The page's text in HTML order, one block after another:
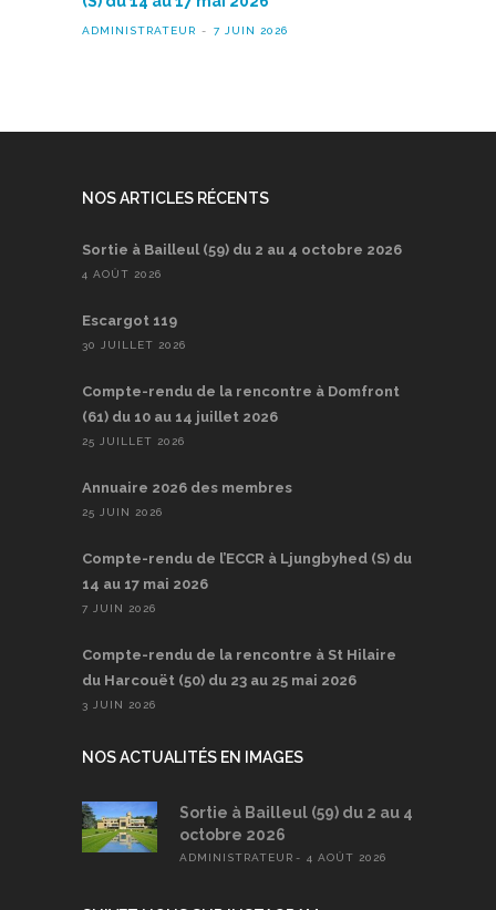
ADMINISTRATEUR 7 JUIN 2026
NOS ARTICLES RÉCENTS
Sortie à Bailleul (59) du 2 au 4 octobre 2026
4 AOÛT 2026
Escargot 119
30 JUILLET 2026
Compte-rendu de la rencontre à Domfront
(61) du 10 au 14 juillet 2026
25 JUILLET 2026
Annuaire 2026 des membres
25 JUIN 2026
Compte-rendu de l’ECCR à Ljungbyhed (S) du
14 au 17 mai 2026
7 JUIN 2026
Compte-rendu de la rencontre à St Hilaire
du Harcouët (50) du 23 au 25 mai 2026
3 JUIN 2026
NOS ACTUALITÉS EN IMAGES
Sortie à Bailleul (59) du 2 au 4
octobre 2026
ADMINISTRATEUR 4 AOÛT 2026